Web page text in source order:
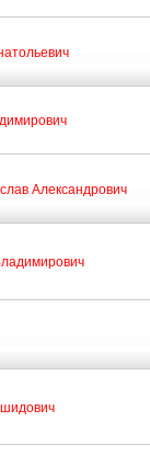
Александрович